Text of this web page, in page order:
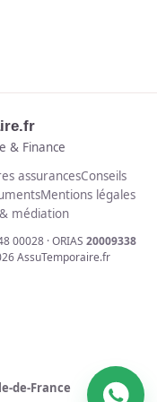
& Finance
assurancesConseils
Mentions légales
médiation
00028 · ORIAS 20009338
AssuTemporaire.fr
de-France